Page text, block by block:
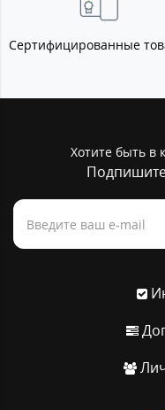
Сертифицированные
Хотите быть в